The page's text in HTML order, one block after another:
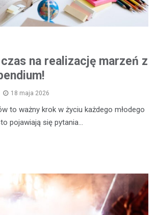
na realizację marzeń z
18 maja 2026
to ważny krok w życiu każdego młodego
pojawiają się pytania…